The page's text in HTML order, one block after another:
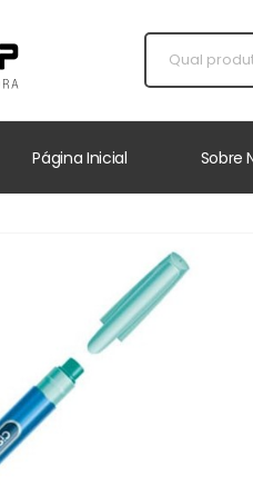
Página Inicial Sobre